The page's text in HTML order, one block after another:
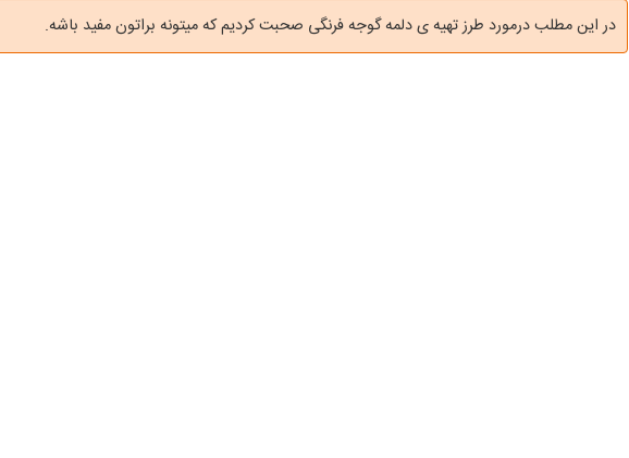
در این مطلب درمورد طرز تهیه ی دلمه گوجه فرنگی صحبت کردیم که میتونه براتون مفید باشه.